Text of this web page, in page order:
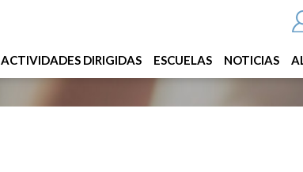
ACTIVIDADES DIRIGIDAS ESCUELAS NOTICIAS